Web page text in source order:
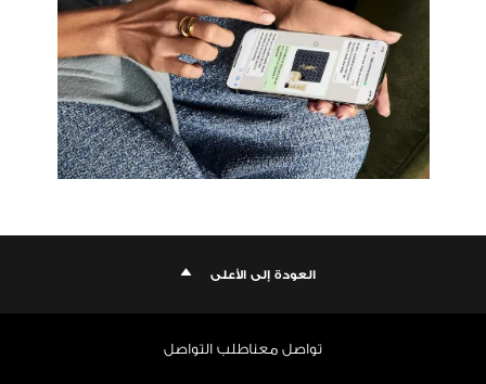
العودة إلى الأعلى
تواصل معناطلب التواصل